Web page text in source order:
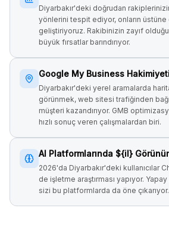
Diyarbakır'deki doğrudan
yönlerini tespit ediyor, onların üstüne
geliştiriyoruz. Rakibinizin zayıf
büyük fırsatlar barındırıyor.
Google My Business Hakimiyeti
Diyarbakır'deki yerel aramalarda
görünmek, web sitesi trafiğinden
müşteri kazandırıyor. GMB
hızlı sonuç veren çalışmalardan biri.
AI Platformlarında ${il}
2026'da Diyarbakır'deki kullanıcılar
de işletme araştırması yapıyor.
sizi bu platformlarda da öne çıkarıyor.